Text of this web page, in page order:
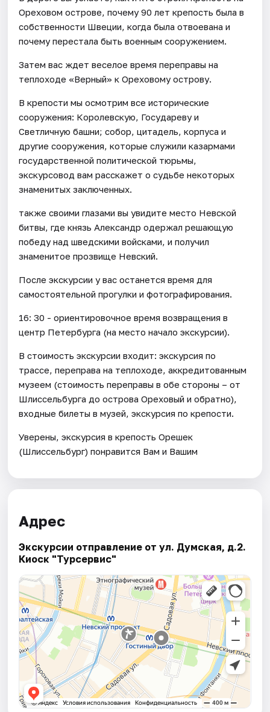
Ореховом острове, почему 90 лет крепость была в
собственности Швеции, когда была отвоевана и
почему перестала быть военным сооружением.
Затем вас ждет веселое время переправы на
теплоходе «Верный» к Ореховому острову.
В крепости мы осмотрим все исторические
сооружения: Королевскую, Государеву и
Светличную башни; собор, цитадель, корпуса и
другие сооружения, которые служили казармами
государственной политической тюрьмы,
экскурсовод вам расскажет о судьбе некоторых
знаменитых заключенных.
также своими глазами вы увидите место Невской
битвы, где князь Александр одержал решающую
победу над шведскими войсками, и получил
знаменитое прозвище Невский.
После экскурсии у вас останется время для
самостоятельной прогулки и фотографирования.
16: 30 - ориентировочное время возвращения в
центр Петербурга (на место начало экскурсии).
В стоимость экскурсии входит: экскурсия по
трассе, переправа на теплоходе, аккредитованным
музеем (стоимость переправы в обе стороны – от
Шлиссельбурга до острова Ореховый и обратно),
входные билеты в музей, экскурсия по крепости.
Уверены, экскурсия в крепость Орешек
(Шлиссельбург) понравится Вам и Вашим
Адрес
Экскурсии отправление от ул. Думская, д.2.
Киоск "Турсервис"